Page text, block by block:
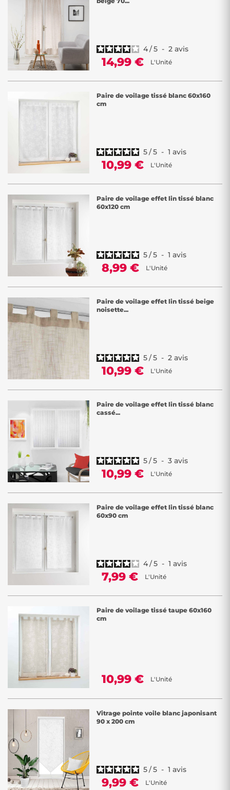
Idéals pour toutes les pièces de la maison
lumière
tout en créant une atmosphère douce et apaisante.
Complétez l'esthétique de vos fenêtres avec des produits de qualité,
faciles à installer et à entretenir.
Explorez notre catalogue complet de vitrage
esthétique. Découvrez notre vaste sélection de rideaux adaptés à
toutes les tailles de fenêtres, y compris les plus petites, pour une
décoration qui s'adapte à toutes les configurations.
, offrant des options esthétiques et fonctionnelles
pour répondre à toutes les exigences. Nos rideaux sont non
seulement pratiques, mais également très décoratifs, ajoutant une
et apaisante.
4/5 - 2 avis
14,99 € L'Unité
Paire de voilage tissé blanc 60x160
cm
5/5 - 1 avis
10,99 € L'Unité
Paire de voilage effet lin tissé blanc
60x120 cm
5/5 - 1 avis
8,99 € L'Unité
Paire de voilage effet lin tissé beige
noisette...
5/5 - 2 avis
10,99 € L'Unité
Paire de voilage effet lin tissé blanc
cassé...
5/5 - 3 avis
10,99 € L'Unité
Paire de voilage effet lin tissé blanc
60x90 cm
4/5 - 1 avis
7,99 € L'Unité
Paire de voilage tissé taupe 60x160
cm
10,99 € L'Unité
Vitrage pointe voile blanc japonisant
90 x 200 cm
5/5 - 1 avis
9,99 € L'Unité